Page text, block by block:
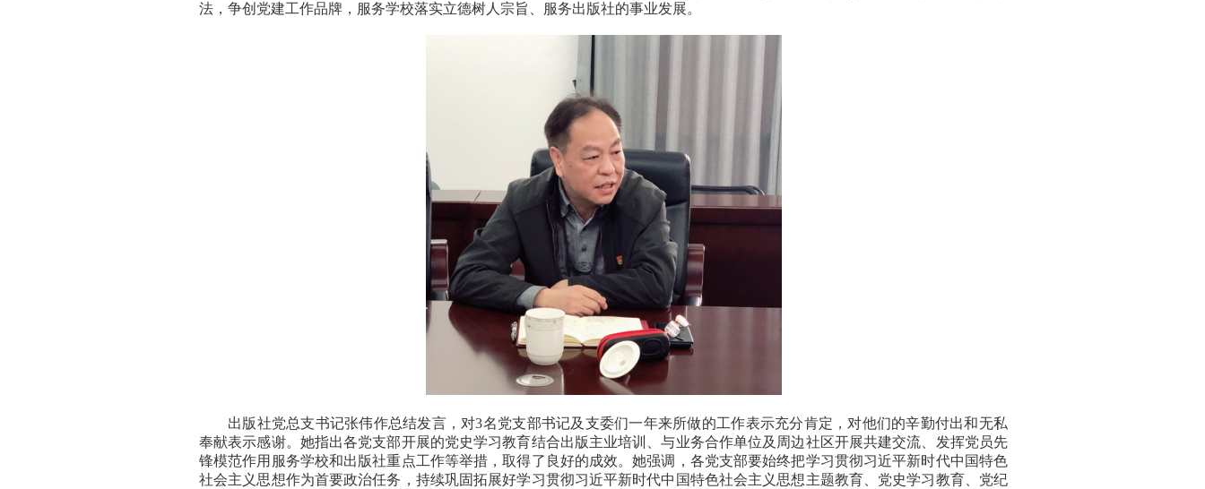
法，争创党建工作品牌，服务学校落实立德树人宗旨、服务出版社的事业发展。
出版社党总支书记张伟作总结发言，对3名党支部书记及支委们一年来所做的工作表示充分肯定，对他们的辛勤付出和无私
奉献表示感谢。她指出各党支部开展的党史学习教育结合出版主业培训、与业务合作单位及周边社区开展共建交流、发挥党员先
锋模范作用服务学校和出版社重点工作等举措，取得了良好的成效。她强调，各党支部要始终把学习贯彻习近平新时代中国特色
社会主义思想作为首要政治任务，持续巩固拓展好学习贯彻习近平新时代中国特色社会主义思想主题教育、党史学习教育、党纪